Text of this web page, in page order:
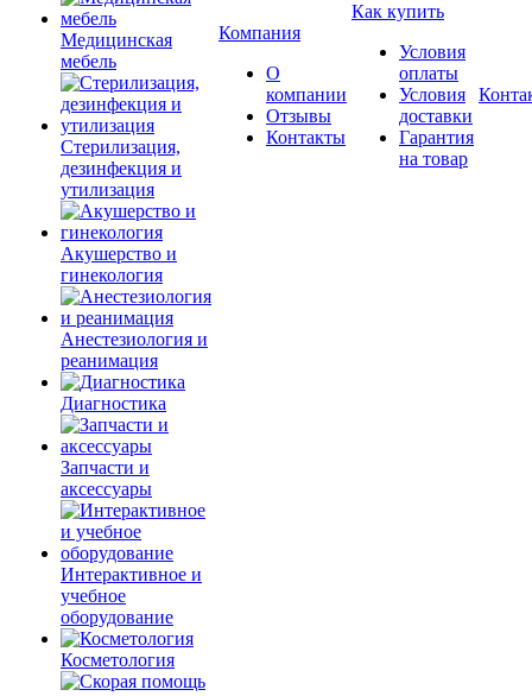
Медицинская
мебель
Стерилизация,
дезинфекция и
утилизация
Акушерство и
гинекология
Анестезиология и
реанимация
Диагностика
Запчасти и
аксессуары
Интерактивное и
учебное
оборудование
Косметология
Компания
О
компании
Отзывы
Контакты
Как купить
Условия
оплаты
Условия
доставки
Гарантия
на товар